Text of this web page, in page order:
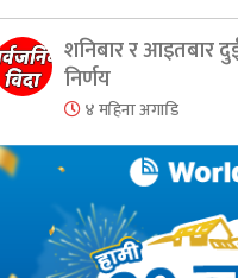
शनिबार र आइतबार
निर्णय
४ महिना अगाडि